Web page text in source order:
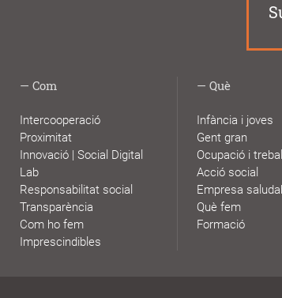
Com
Intercooperació
Proximitat
Innovació | Social Digital
Lab
Responsabilitat social
Transparència
Com ho fem
Imprescindibles
Què
Infància i joves
Gent gran
Ocupació i treball
Acció social
Empresa
Què fem
Formació